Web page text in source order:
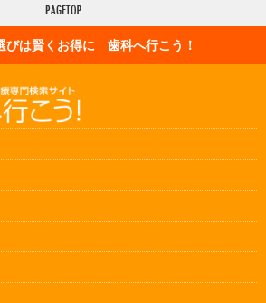
びは賢くお得に 歯科へ行こう！